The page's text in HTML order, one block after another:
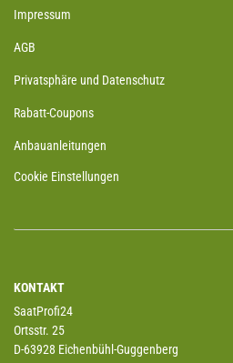
Impressum
AGB
Privatsphäre und Datenschutz
Rabatt-Coupons
Anbauanleitungen
Cookie Einstellungen
KONTAKT
SaatProfi24
Ortsstr. 25
D-63928 Eichenbühl-Guggenberg